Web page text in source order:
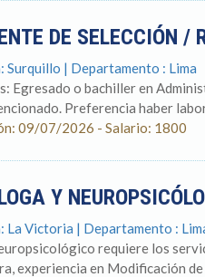
DE SELECCIÓN /
Surquillo | Departamento : Lima
Egresado o bachiller en
Preferencia haber
09/07/2026 - Salario: 1800
Y
La Victoria | Departamento :
requiere los
experiencia en Modificación